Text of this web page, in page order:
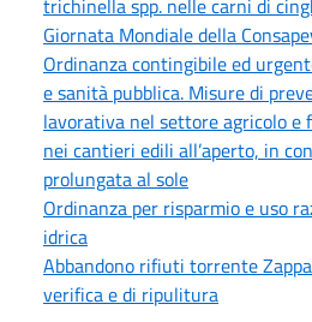
trichinella spp. nelle carni di
Giornata Mondiale della
Ordinanza contingibile ed
e sanità pubblica. Misure di
lavorativa nel settore agricolo e
nei cantieri edili all’aperto, in
prolungata al sole
Ordinanza per risparmio e uso
idrica
Abbandono rifiuti torrente
verifica e di ripulitura